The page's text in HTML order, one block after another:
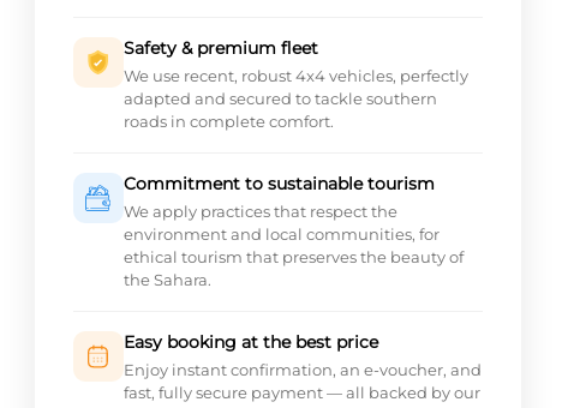
Safety & premium fleet
We use recent, robust 4x4 vehicles, perfectly
adapted and secured to tackle southern
roads in complete comfort.
Commitment to sustainable tourism
We apply practices that respect the
environment and local communities, for
ethical tourism that preserves the beauty of
the Sahara.
Easy booking at the best price
Enjoy instant confirmation, an e-voucher, and
fast, fully secure payment — all backed by our